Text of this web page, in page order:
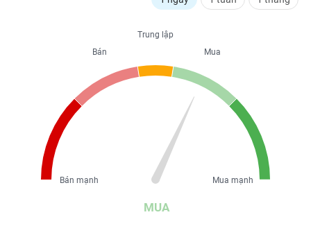
MUA
Trung lập
Mua
Mua mạnh
Bán
Bán mạnh